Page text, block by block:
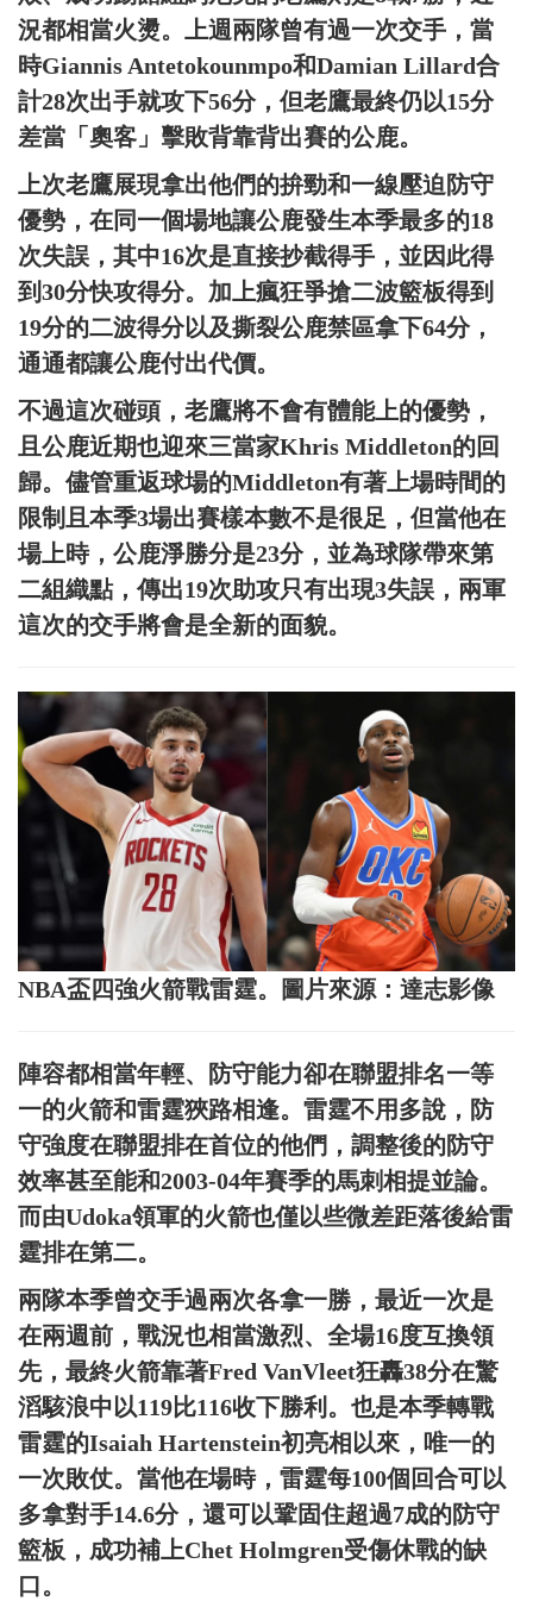
況都相當火燙。上週兩隊曾有過一次交手，當
時Giannis Antetokounmpo和Damian Lillard合
計28次出手就攻下56分，但老鷹最終仍以15分
差當「奧客」擊敗背靠背出賽的公鹿。
上次老鷹展現拿出他們的拚勁和一線壓迫防守
優勢，在同一個場地讓公鹿發生本季最多的18
次失誤，其中16次是直接抄截得手，並因此得
到30分快攻得分。加上瘋狂爭搶二波籃板得到
19分的二波得分以及撕裂公鹿禁區拿下64分，
通通都讓公鹿付出代價。
不過這次碰頭，老鷹將不會有體能上的優勢，
且公鹿近期也迎來三當家Khris Middleton的回
歸。儘管重返球場的Middleton有著上場時間的
限制且本季3場出賽樣本數不是很足，但當他在
場上時，公鹿淨勝分是23分，並為球隊帶來第
二組織點，傳出19次助攻只有出現3失誤，兩軍
這次的交手將會是全新的面貌。
NBA盃四強火箭戰雷霆。圖片來源：達志影像
陣容都相當年輕、防守能力卻在聯盟排名一等
一的火箭和雷霆狹路相逢。雷霆不用多說，防
守強度在聯盟排在首位的他們，調整後的防守
效率甚至能和2003-04年賽季的馬刺相提並論。
而由Udoka領軍的火箭也僅以些微差距落後給雷
霆排在第二。
兩隊本季曾交手過兩次各拿一勝，最近一次是
在兩週前，戰況也相當激烈、全場16度互換領
先，最終火箭靠著Fred VanVleet狂轟38分在驚
滔駭浪中以119比116收下勝利。也是本季轉戰
雷霆的Isaiah Hartenstein初亮相以來，唯一的
一次敗仗。當他在場時，雷霆每100個回合可以
多拿對手14.6分，還可以鞏固住超過7成的防守
籃板，成功補上Chet Holmgren受傷休戰的缺
口。